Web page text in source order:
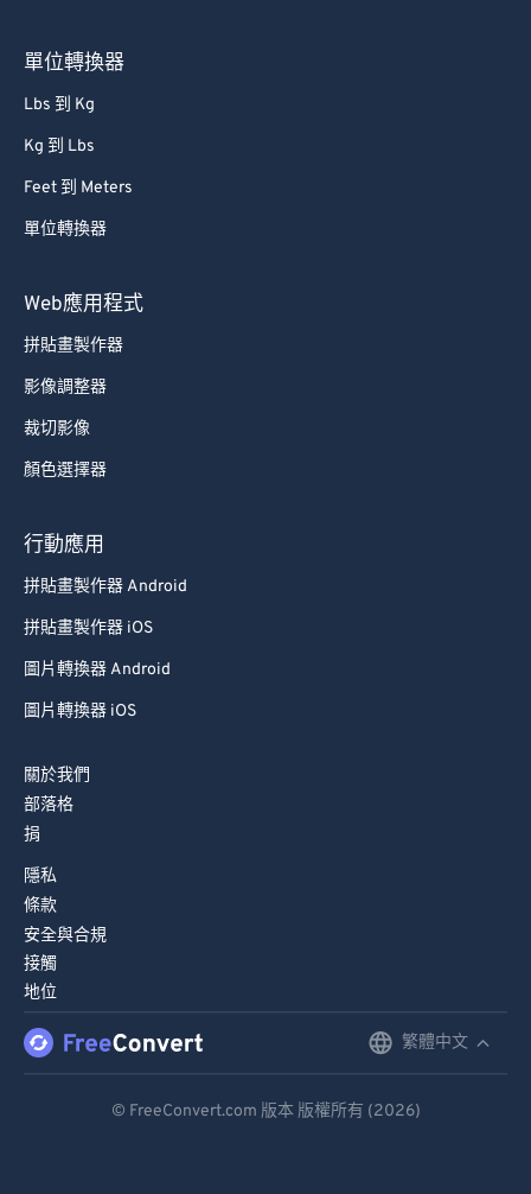
單位轉換器
Lbs 到 Kg
Kg 到 Lbs
Feet 到 Meters
單位轉換器
Web應用程式
拼貼畫製作器
影像調整器
裁切影像
顏色選擇器
行動應用
拼貼畫製作器 Android
拼貼畫製作器 iOS
圖片轉換器 Android
圖片轉換器 iOS
關於我們
部落格
捐
隱私
條款
安全與合規
接觸
地位
繁體中文
© FreeConvert.com 版本 版權所有 (2026)